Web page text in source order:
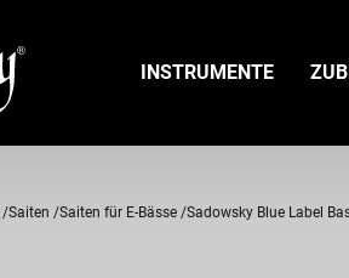
INSTRUMENTE
Saiten Saiten für E-Bässe Sadowsky Blue Label